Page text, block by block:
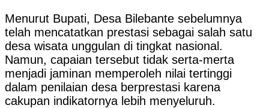
Menurut Bupati, Desa Bilebante sebelumnya
telah mencatatkan prestasi sebagai salah satu
desa wisata unggulan di tingkat nasional.
Namun, capaian tersebut tidak serta-merta
menjadi jaminan memperoleh nilai tertinggi
dalam penilaian desa berprestasi karena
cakupan indikatornya lebih menyeluruh.